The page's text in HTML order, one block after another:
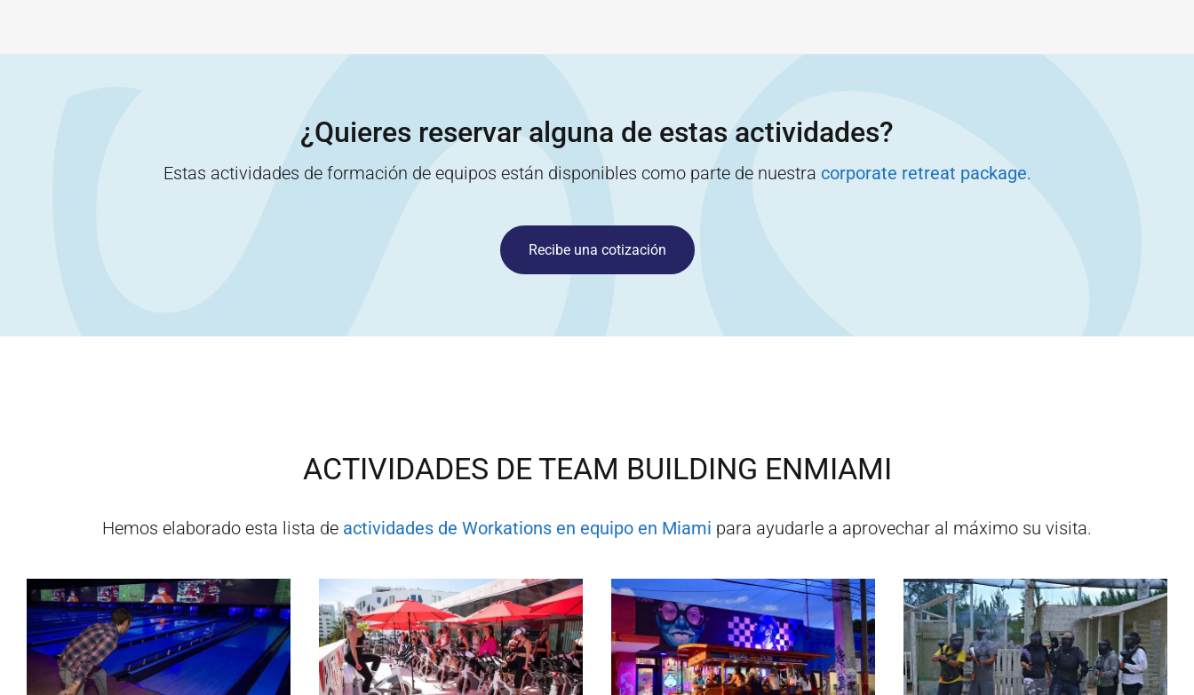
¿Quieres reservar alguna de estas actividades?
Estas actividades de formación de equipos están disponibles como parte de nuestra corporate retreat package.
Recibe una cotización
ACTIVIDADES DE TEAM BUILDING ENMIAMI
Hemos elaborado esta lista de actividades de Workations en equipo en Miami para ayudarle a aprovechar al máximo su visita.